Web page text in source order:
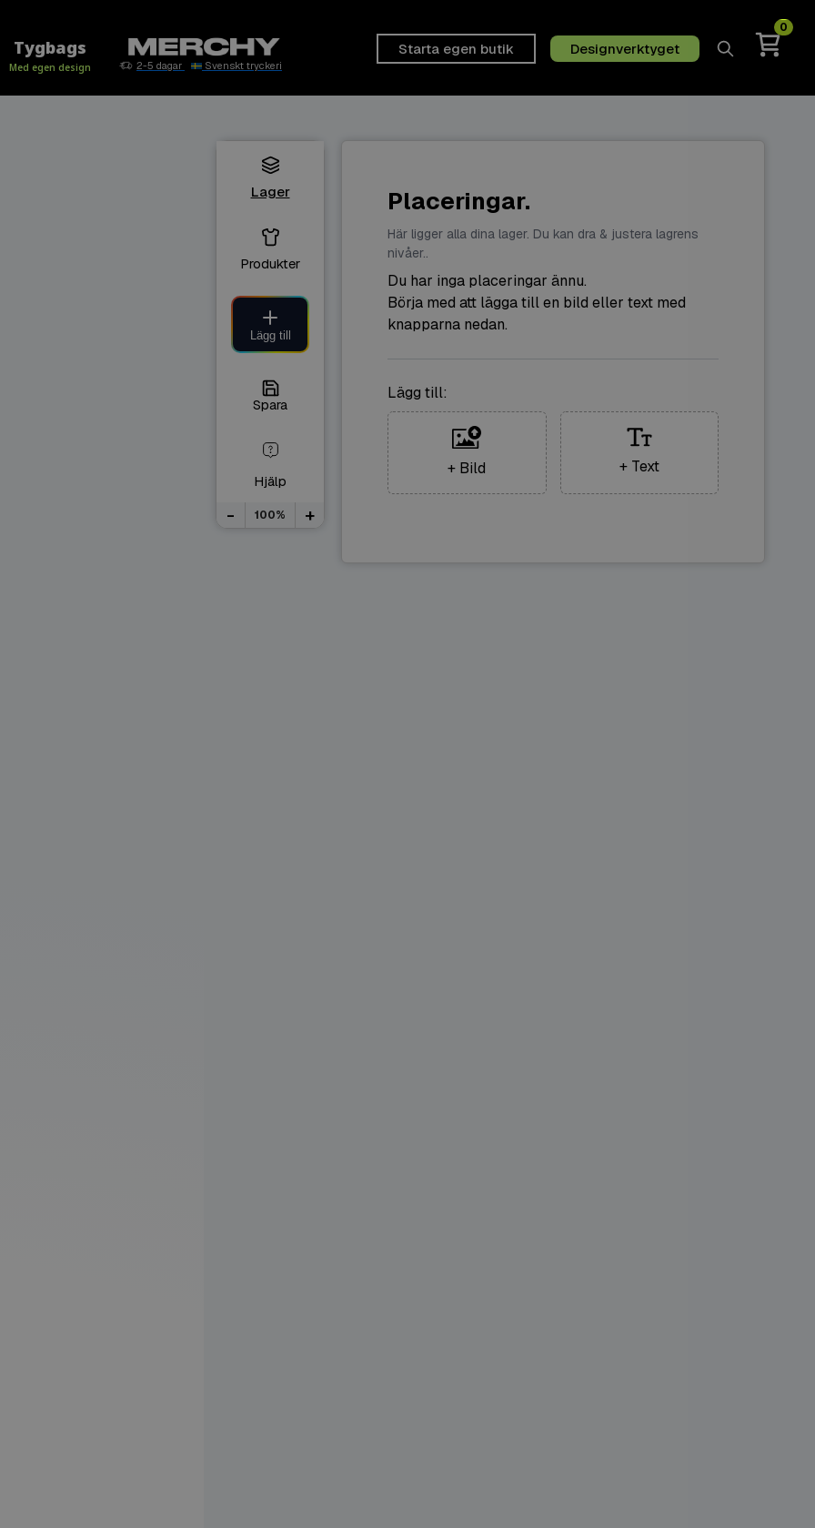
2-5 dagar Svenskt tryckeri
Tygbags
Med egen design
Starta egen butik
Designverktyget
0
Lager
Produkter
Lägg till
Spara
- 100% +
Hjälp
Placeringar.
Här ligger alla dina lager. Du kan dra & justera lagrens
nivåer..
Du har inga placeringar ännu.
Börja med att lägga till en bild eller text med
knapparna nedan.
Lägg till:
+ Bild + Text